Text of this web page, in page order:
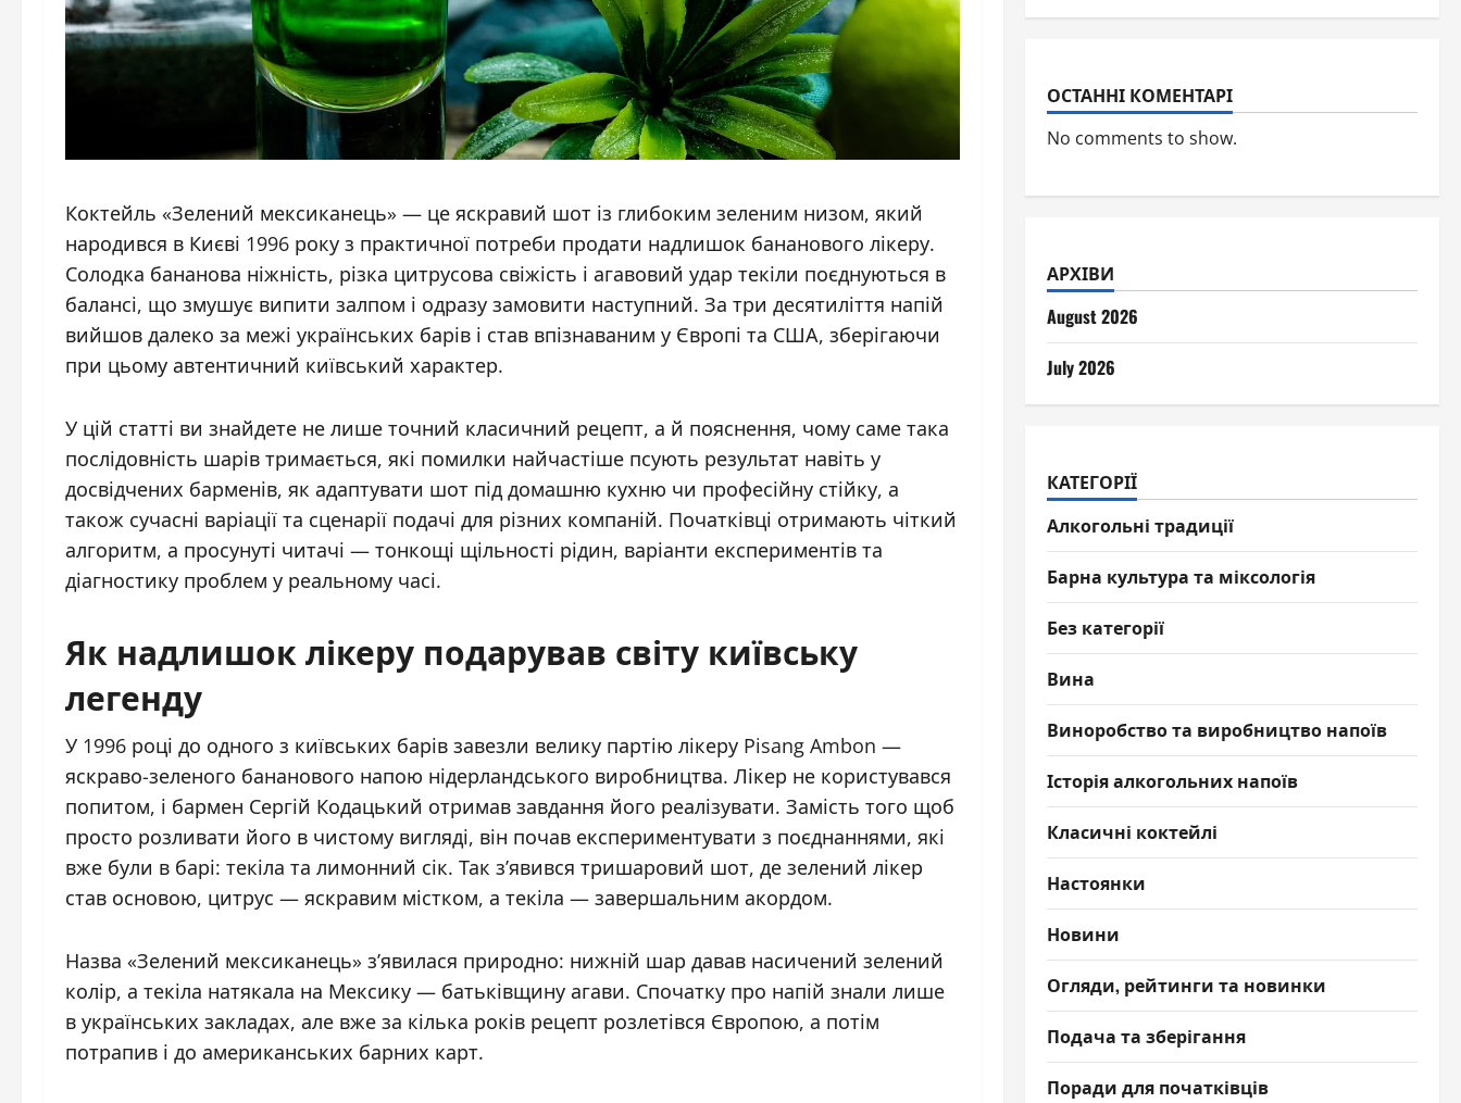
Коктейль «Зелений мексиканець» — це яскравий шот із глибоким зеленим низом, який
народився в Києві 1996 року з практичної потреби продати надлишок бананового лікеру.
Солодка бананова ніжність, різка цитрусова свіжість і агавовий удар текіли поєднуються в
балансі, що змушує випити залпом і одразу замовити наступний. За три десятиліття напій
вийшов далеко за межі українських барів і став впізнаваним у Європі та США, зберігаючи
при цьому автентичний київський характер.
У цій статті ви знайдете не лише точний класичний рецепт, а й пояснення, чому саме така
послідовність шарів тримається, які помилки найчастіше псують результат навіть у
досвідчених барменів, як адаптувати шот під домашню кухню чи професійну стійку, а
також сучасні варіації та сценарії подачі для різних компаній. Початківці отримають чіткий
алгоритм, а просунуті читачі — тонкощі щільності рідин, варіанти експериментів та
діагностику проблем у реальному часі.
Як надлишок лікеру подарував світу київську
легенду
У 1996 році до одного з київських барів завезли велику партію лікеру Pisang Ambon —
яскраво-зеленого бананового напою нідерландського виробництва. Лікер не користувався
попитом, і бармен Сергій Кодацький отримав завдання його реалізувати. Замість того щоб
просто розливати його в чистому вигляді, він почав експериментувати з поєднаннями, які
вже були в барі: текіла та лимонний сік. Так з’явився тришаровий шот, де зелений лікер
став основою, цитрус — яскравим містком, а текіла — завершальним акордом.
Назва «Зелений мексиканець» з’явилася природно: нижній шар давав насичений зелений
колір, а текіла натякала на Мексику — батьківщину агави. Спочатку про напій знали лише
в українських закладах, але вже за кілька років рецепт розлетівся Європою, а потім
потрапив і до американських барних карт.
ОСТАННІ КОМЕНТАРІ
No comments to show.
АРХІВИ
August 2026
July 2026
КАТЕГОРІЇ
Алкогольні традиції
Барна культура та міксологія
Без категорії
Вина
Виноробство та виробництво напоїв
Історія алкогольних напоїв
Класичні коктейлі
Настоянки
Новини
Огляди, рейтинги та новинки
Подача та зберігання
Поради для початківців